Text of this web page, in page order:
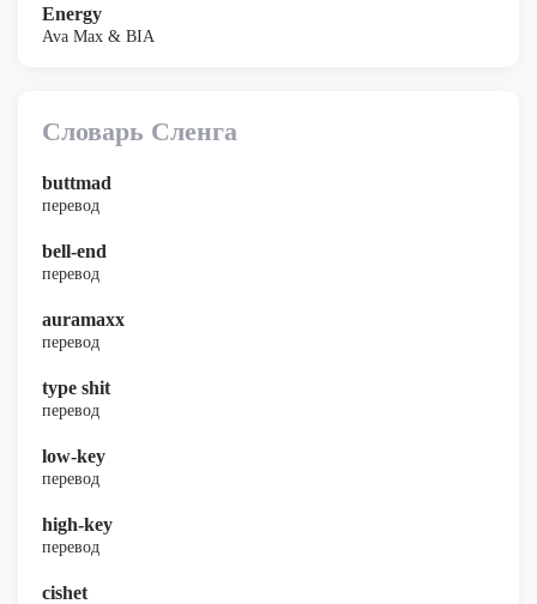
Energy
Ava Max & BIA
Словарь Сленга
buttmad
перевод
bell-end
перевод
auramaxx
перевод
type shit
перевод
low-key
перевод
high-key
перевод
cishet